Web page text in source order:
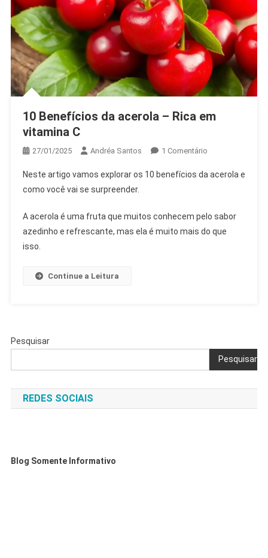
10 Benefícios da acerola – Rica em
vitamina C
27/01/2025 Andréa Santos 1 ComentárioEm
Benefícios
–
Rica
Neste artigo vamos explorar os 10 benefícios da acerola e
como você vai se surpreender.
A acerola é uma fruta que muitos conhecem pelo sabor
azedinho e refrescante, mas ela é muito mais do que
isso.
Continue a Leitura
Pesquisar
Pesquisar
REDES SOCIAIS
Blog Somente Informativo